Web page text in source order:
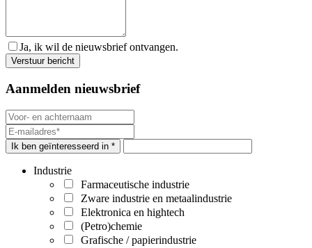
Ja, ik wil de nieuwsbrief ontvangen.
Aanmelden nieuwsbrief
Ik ben geïnteresseerd in *
Industrie
Farmaceutische industrie
Zware industrie en metaalindustrie
Elektronica en hightech
(Petro)chemie
Grafische / papierindustrie